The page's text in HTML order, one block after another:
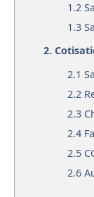
1.2
1.3
2.
2.1
2.2
2.3
2.4
2.5
2.6